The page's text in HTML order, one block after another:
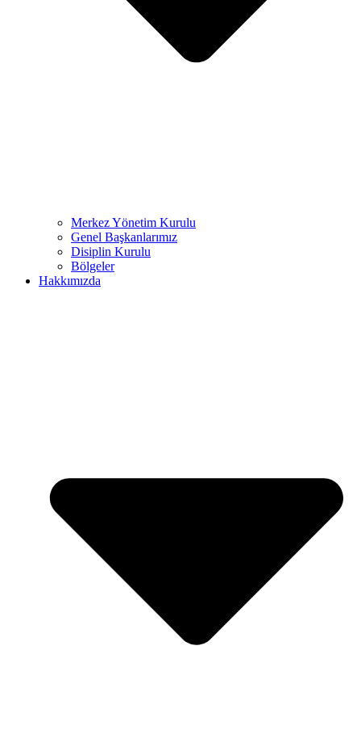
Merkez Yönetim Kurulu
Genel Başkanlarımız
Disiplin Kurulu
Bölgeler
Hakkımızda